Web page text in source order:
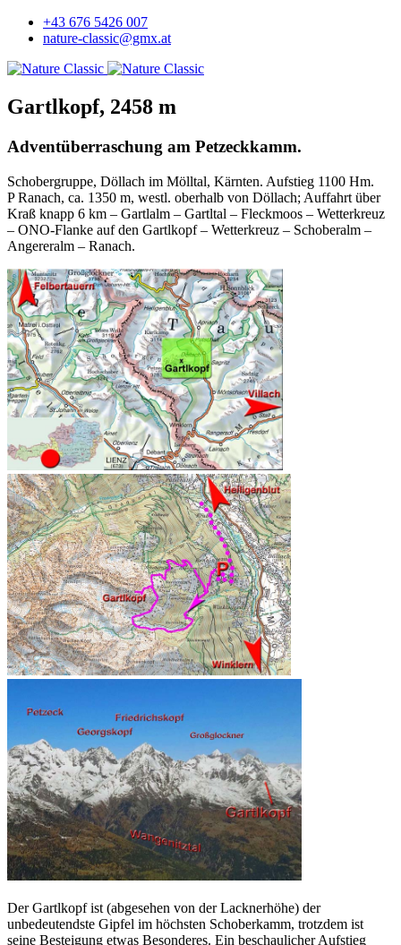
+43 676 5426 007
nature-classic@gmx.at
Gartlkopf, 2458 m
Adventüberraschung am Petzeckkamm.
Schobergruppe, Döllach im Mölltal, Kärnten. Aufstieg 1100 Hm.
P Ranach, ca. 1350 m, westl. oberhalb von Döllach; Auffahrt über
Kraß knapp 6 km – Gartlalm – Gartltal – Fleckmoos – Wetterkreuz
– ONO-Flanke auf den Gartlkopf – Wetterkreuz – Schoberalm –
Angereralm – Ranach.
Der Gartlkopf ist (abgesehen von der Lacknerhöhe) der
unbedeutendste Gipfel im höchsten Schoberkamm, trotzdem ist
seine Besteigung etwas Besonderes. Ein beschaulicher Aufstieg